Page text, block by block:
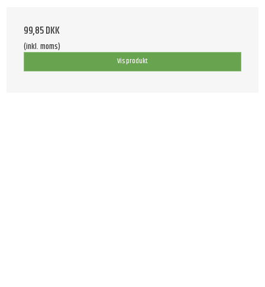
99,85 DKK
(inkl. moms)
Vis produkt